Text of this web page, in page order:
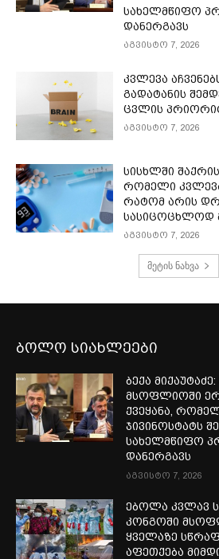
სახელმწიფო
დანერგავს
აგვისტო 7, 2026
კვლევა
გადატანის
ცვლის
აგვისტო 7, 2026
სისხლში
რომელი
რატომ არის
სასიცოცხლოდ
აგვისტო 7, 2026
მეტის ნახვა
ბოლო სიახლეები
ბექა
მსოფლიოში
ქვეყანა,
ჯივინოსტატს
სახელმწიფო
დანერგავს
აგვისტო 7, 2026
ებოლა კვლავ
კონგოში
ყველაზე
აფეთქება